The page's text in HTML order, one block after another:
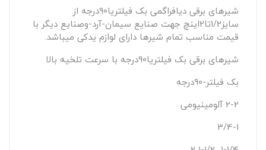
شیرهای برقی دیافراگمی بک فیلتریا90درجه از
سایز1/2تا2اینچ جهت صنایع سیمان-آرد-وصنایع دیگر با
قیمت مناسب تمام شیرها دارای لوازم یدکی میباشد.
شیرهای برقی بک فیلتریا90درجه با سرعت تلخیه بالا
بک فیلتر-90درجه
2-2 آلومینیومی
3/4-1